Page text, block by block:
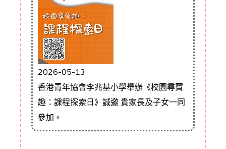
2026-05-13
香港青年協會李兆基小學舉辦《校園尋寶
趣：課程探索日》誠邀 貴家長及子女一同
參加。